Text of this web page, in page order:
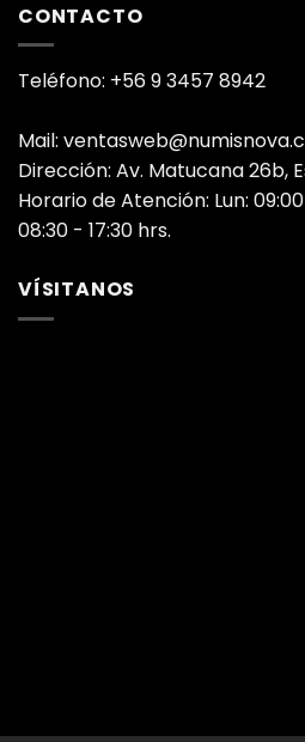
CONTACTO
Teléfono: +56 9 3457 8942
Mail:
Dirección: Av. Matucana 26b,
Horario de Atención: Lun:
08:30 - 17:30 hrs.
VÍSITANOS